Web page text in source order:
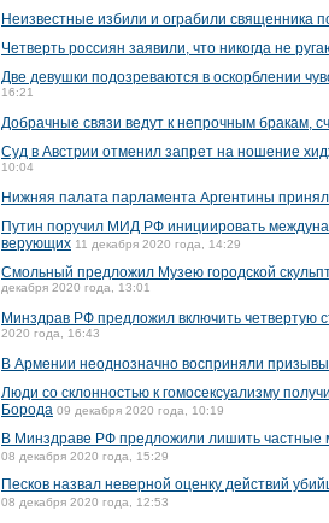
Неизвестные избили и ограбили священника
Четверть россиян заявили, что никогда не
Две девушки подозреваются в оскорблении
16:21
Добрачные связи ведут к непрочным бракам,
Суд в Австрии отменил запрет на ношение
10:04
Нижняя палата парламента Аргентины
Путин поручил МИД РФ инициировать
верующих 11 декабря 2020 года, 14:29
Смольный предложил Музею городской
декабря 2020 года, 13:01
Минздрав РФ предложил включить
2020 года, 16:43
В Армении неоднозначно восприняли призывы
Люди со склонностью к гомосексуализму
Борода 09 декабря 2020 года, 10:19
В Минздраве РФ предложили лишить частные
08 декабря 2020 года, 15:29
Песков назвал неверной оценку действий
08 декабря 2020 года, 12:53